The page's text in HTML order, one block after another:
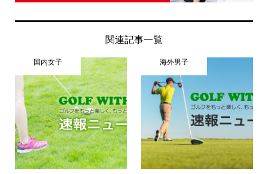
関連記事一覧
国内女子 海外男子